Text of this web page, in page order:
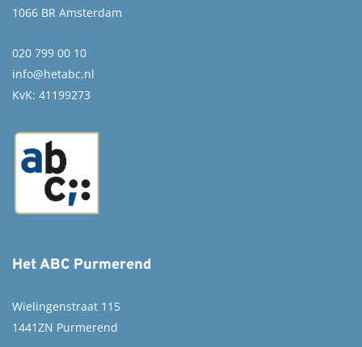
1066 BR Amsterdam
020 799 00 10
info@hetabc.nl
KvK: 41199273
Het ABC Purmerend
Wielingenstraat 115
1441ZN Purmerend